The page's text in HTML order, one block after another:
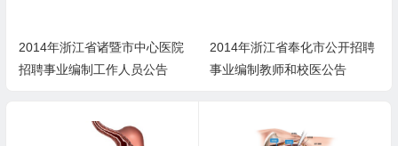
2014年浙江省诸暨市中心医院
招聘事业编制工作人员公告
2014年浙江省奉化市公开招聘
事业编制教师和校医公告